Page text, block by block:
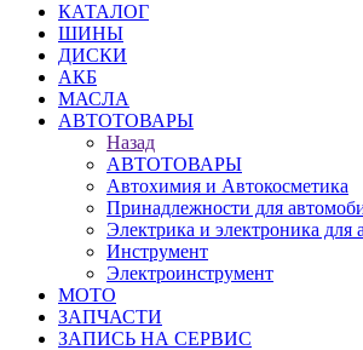
КАТАЛОГ
ШИНЫ
ДИСКИ
АКБ
МАСЛА
АВТОТОВАРЫ
Назад
АВТОТОВАРЫ
Автохимия и Автокосметика
Принадлежности для
Электрика и электроника для
Инструмент
Электроинструмент
МОТО
ЗАПЧАСТИ
ЗАПИСЬ НА СЕРВИС